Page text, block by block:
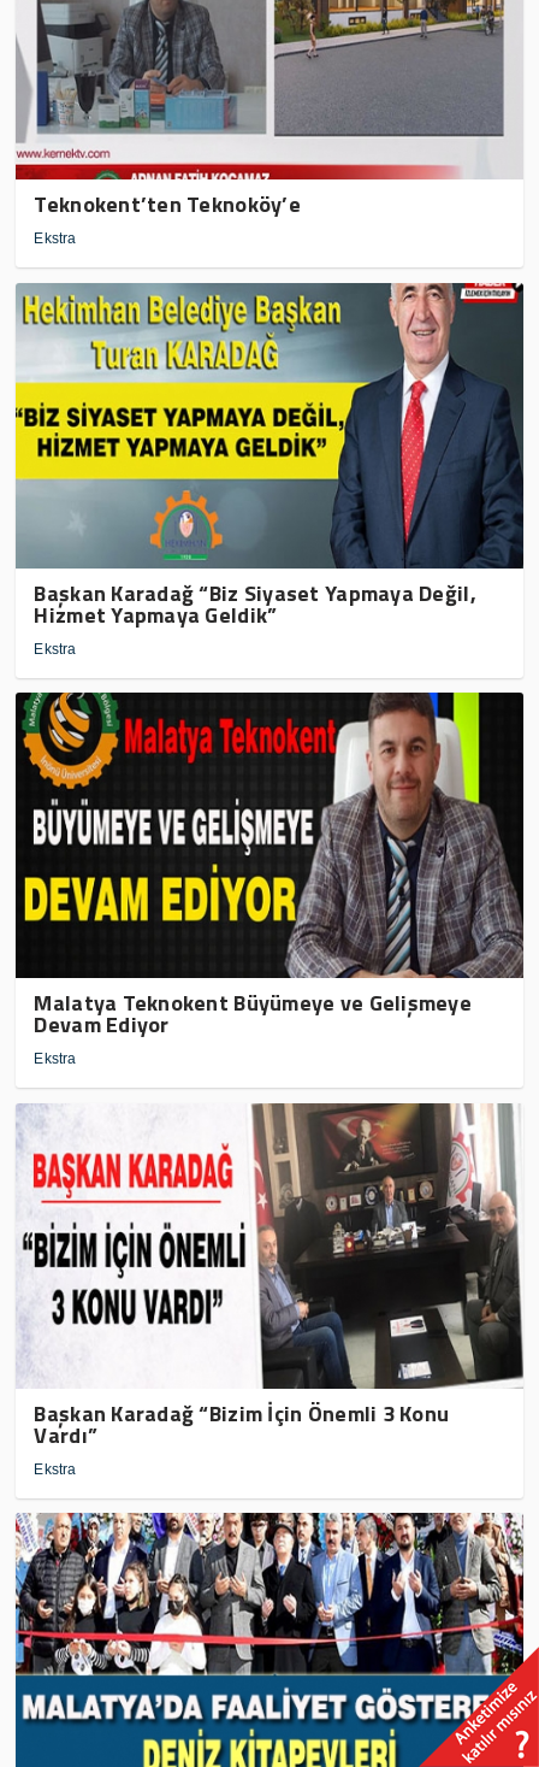
Teknokent’ten Teknoköy’e
Ekstra
Başkan Karadağ “Biz Siyaset Yapmaya Değil,
Hizmet Yapmaya Geldik”
Ekstra
Malatya Teknokent Büyümeye ve Gelişmeye
Devam Ediyor
Ekstra
Başkan Karadağ “Bizim İçin Önemli 3 Konu
Vardı”
Ekstra